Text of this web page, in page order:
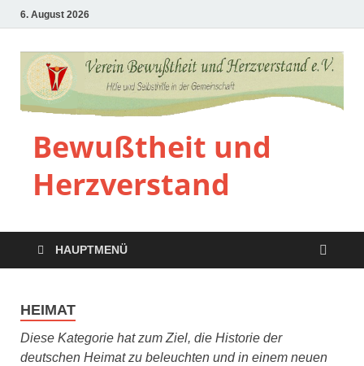
6. August 2026
Bewußtheit und
Herzverstand
HAUPTMENÜ
HEIMAT
Diese Kategorie hat zum Ziel, die Historie der
deutschen Heimat zu beleuchten und in einem neuen